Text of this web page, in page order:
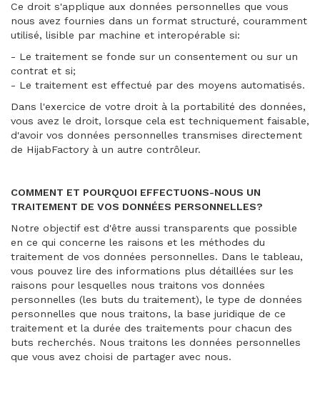
Ce droit s'applique aux données personnelles que vous
nous avez fournies dans un format structuré, couramment
utilisé, lisible par machine et interopérable si:
- Le traitement se fonde sur un consentement ou sur un
contrat et si;
- Le traitement est effectué par des moyens automatisés.
Dans l'exercice de votre droit à la portabilité des données,
vous avez le droit, lorsque cela est techniquement faisable,
d'avoir vos données personnelles transmises directement
de HijabFactory à un autre contrôleur.
COMMENT ET POURQUOI EFFECTUONS-NOUS UN
TRAITEMENT DE VOS DONNÉES PERSONNELLES?
Notre objectif est d'être aussi transparents que possible
en ce qui concerne les raisons et les méthodes du
traitement de vos données personnelles. Dans le tableau,
vous pouvez lire des informations plus détaillées sur les
raisons pour lesquelles nous traitons vos données
personnelles (les buts du traitement), le type de données
personnelles que nous traitons, la base juridique de ce
traitement et la durée des traitements pour chacun des
buts recherchés. Nous traitons les données personnelles
que vous avez choisi de partager avec nous.